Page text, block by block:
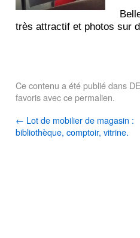
très attractif et photos sur
Ce contenu a été publié dans
favoris avecce permalien.
← Lot de mobilier de magasin :
bibliothèque, comptoir, vitrine.